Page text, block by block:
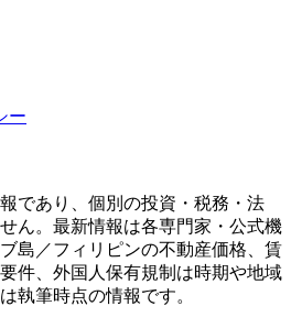
ー
であり、個別の投資・税務・法
ん。最新情報は各専門家・公式機
島／フィリピンの不動産価格、賃
件、外国人保有規制は時期や地域
執筆時点の情報です。